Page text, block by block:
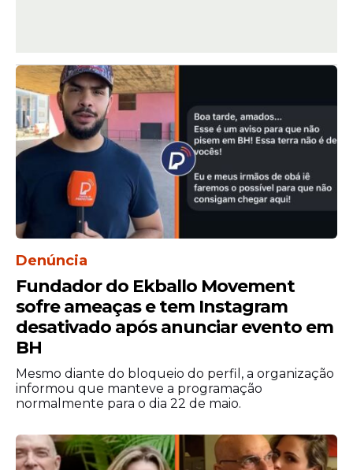
Denúncia
Fundador do Ekballo Movement
sofre ameaças e tem Instagram
desativado após anunciar evento em
BH
Mesmo diante do bloqueio do perfil, a organização
informou que manteve a programação
normalmente para o dia 22 de maio.